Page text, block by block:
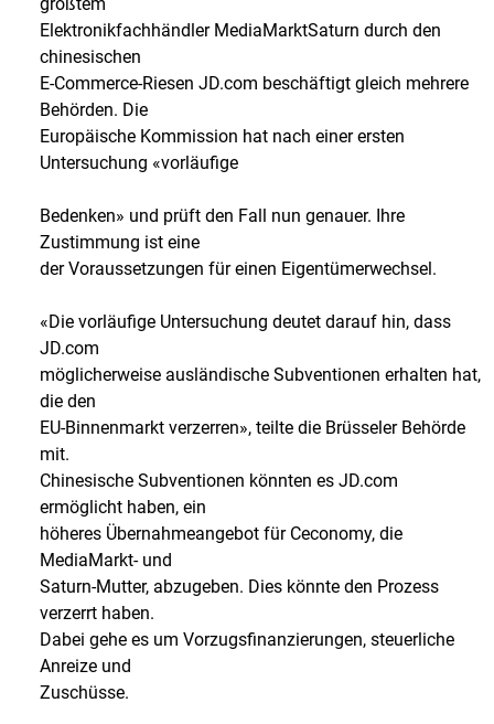
Elektronikfachhändler MediaMarktSaturn durch den
chinesischen
E-Commerce-Riesen JD.com beschäftigt gleich mehrere
Behörden. Die
Europäische Kommission hat nach einer ersten
Untersuchung «vorläufige
Bedenken» und prüft den Fall nun genauer. Ihre
Zustimmung ist eine
der Voraussetzungen für einen Eigentümerwechsel.
«Die vorläufige Untersuchung deutet darauf hin, dass
JD.com
möglicherweise ausländische Subventionen erhalten hat,
die den
EU-Binnenmarkt verzerren», teilte die Brüsseler Behörde
mit.
Chinesische Subventionen könnten es JD.com
ermöglicht haben, ein
höheres Übernahmeangebot für Ceconomy, die
MediaMarkt- und
Saturn-Mutter, abzugeben. Dies könnte den Prozess
verzerrt haben.
Dabei gehe es um Vorzugsfinanzierungen, steuerliche
Anreize und
Zuschüsse.